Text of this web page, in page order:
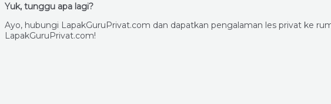
Yuk, tunggu apa lagi?
Ayo, hubungi LapakGuruPrivat.com dan dapatkan pengalaman les privat ke
LapakGuruPrivat.com!